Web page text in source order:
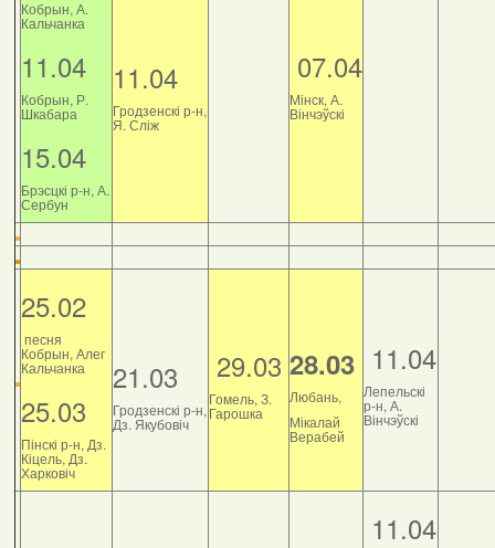
Кобрын, А.
Кальчанка
11.04
Кобрын, Р.
Шкабара
15.04
Брэсцкі р-н, А.
Сербун
11.04
Гродзенскі р-н,
Я. Сліж
07.04
Мінск, А.
Вінчэўскі
25.02
песня
Кобрын, Алег
Кальчанка
25.03
Пінскі р-н, Дз.
Кіцель, Дз.
Харковіч
21.03
Гродзенскі р-н,
Дз. Якубовіч
29.03
Гомель, З.
Гарошка
28.03
Любань,
Мікалай
Верабей
11.04
Лепельскі
р-н, А.
Вінчэўскі
11.04